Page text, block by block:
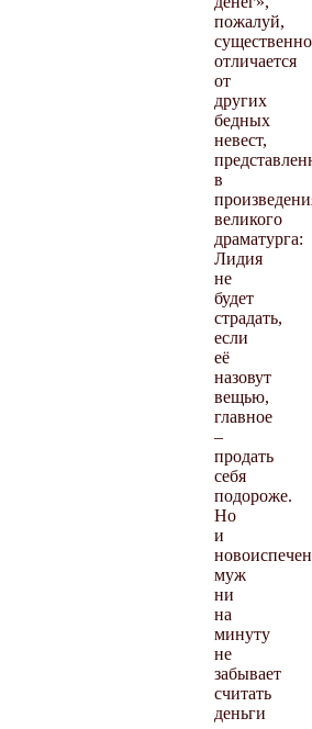
пожалуй,
существенно
отличается
от
других
бедных
невест,
в
великого
драматурга:
Лидия
не
будет
страдать,
если
её
назовут
вещью,
главное
–
продать
себя
подороже.
Но
и
муж
ни
на
минуту
не
забывает
считать
деньги